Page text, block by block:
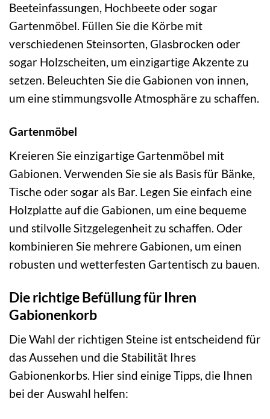
Beeteinfassungen, Hochbeete oder sogar
Gartenmöbel. Füllen Sie die Körbe mit
verschiedenen Steinsorten, Glasbrocken oder
sogar Holzscheiten, um einzigartige Akzente zu
setzen. Beleuchten Sie die Gabionen von innen,
um eine stimmungsvolle Atmosphäre zu schaffen.
Gartenmöbel
Kreieren Sie einzigartige Gartenmöbel mit
Gabionen. Verwenden Sie sie als Basis für Bänke,
Tische oder sogar als Bar. Legen Sie einfach eine
Holzplatte auf die Gabionen, um eine bequeme
und stilvolle Sitzgelegenheit zu schaffen. Oder
kombinieren Sie mehrere Gabionen, um einen
robusten und wetterfesten Gartentisch zu bauen.
Die richtige Befüllung für Ihren
Gabionenkorb
Die Wahl der richtigen Steine ist entscheidend für
das Aussehen und die Stabilität Ihres
Gabionenkorbs. Hier sind einige Tipps, die Ihnen
bei der Auswahl helfen: